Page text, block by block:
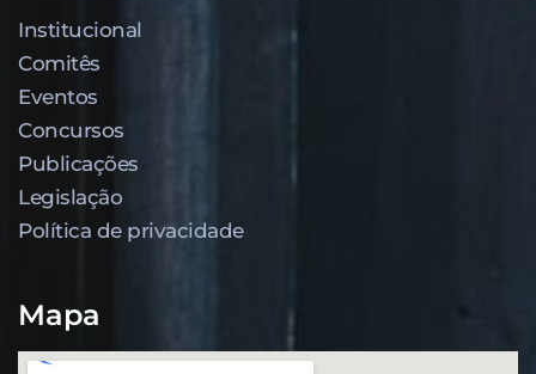
Institucional
Comitês
Eventos
Concursos
Publicações
Legislação
Política de privacidade
Mapa